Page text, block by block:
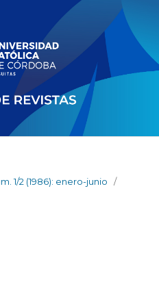
1/2 (1986): enero-junio
/